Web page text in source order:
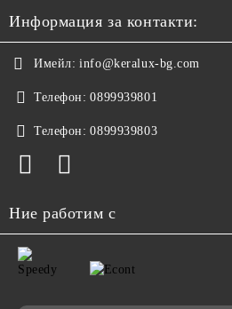
Информация за контакти:
Имейл: info@keralux-bg.com
Телефон: 0899939801
Телефон: 0899939803
Ние работим с